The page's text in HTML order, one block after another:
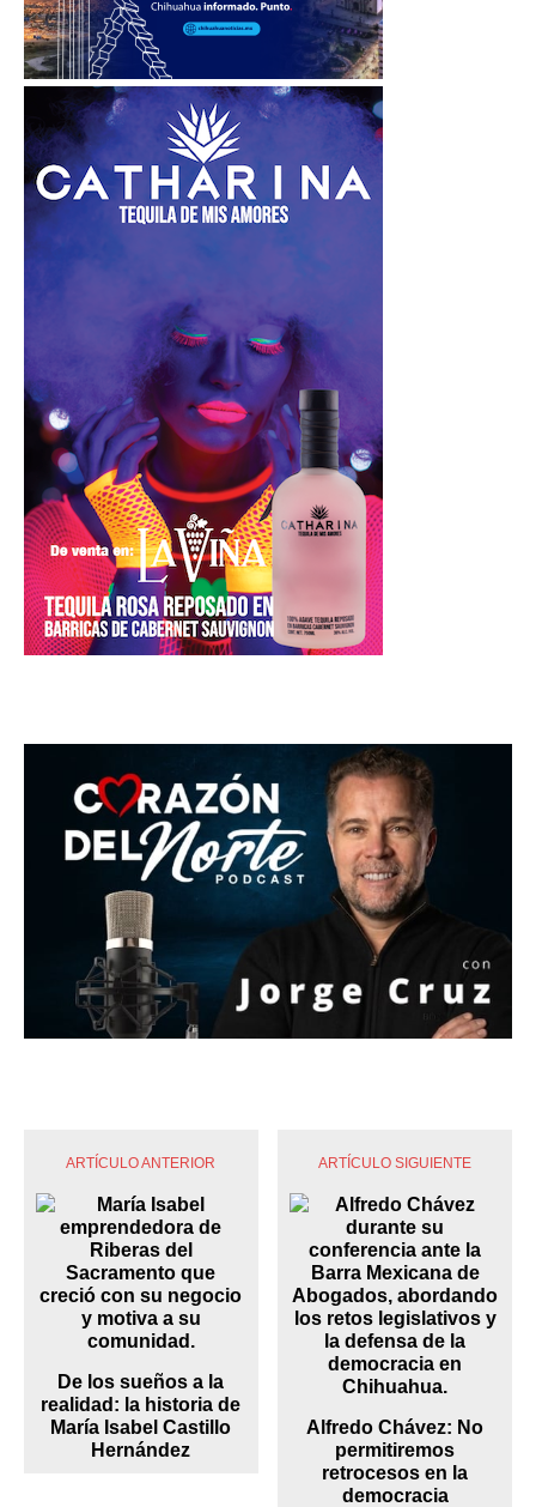
ARTÍCULO ANTERIOR
De los sueños a la
realidad: la historia de
María Isabel Castillo
Hernández
ARTÍCULO SIGUIENTE
Alfredo Chávez: No
permitiremos
retrocesos en la
democracia